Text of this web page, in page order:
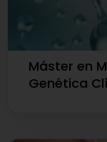
Máster en
Genética